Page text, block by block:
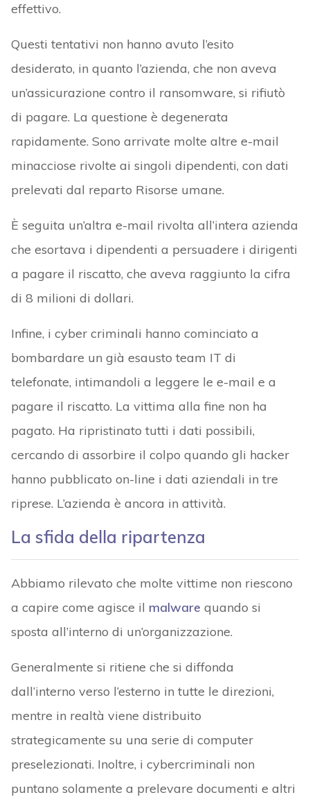
effettivo.
Questi tentativi non hanno avuto l’esito
desiderato, in quanto l’azienda, che non aveva
un’assicurazione contro il ransomware, si rifiutò
di pagare. La questione è degenerata
rapidamente. Sono arrivate molte altre e-mail
minacciose rivolte ai singoli dipendenti, con dati
prelevati dal reparto Risorse umane.
È seguita un’altra e-mail rivolta all’intera azienda
che esortava i dipendenti a persuadere i dirigenti
a pagare il riscatto, che aveva raggiunto la cifra
di 8 milioni di dollari.
Infine, i cyber criminali hanno cominciato a
bombardare un già esausto team IT di
telefonate, intimandoli a leggere le e-mail e a
pagare il riscatto. La vittima alla fine non ha
pagato. Ha ripristinato tutti i dati possibili,
cercando di assorbire il colpo quando gli hacker
hanno pubblicato on-line i dati aziendali in tre
riprese. L’azienda è ancora in attività.
La sfida della ripartenza
Abbiamo rilevato che molte vittime non riescono
a capire come agisce il malware quando si
sposta all’interno di un’organizzazione.
Generalmente si ritiene che si diffonda
dall’interno verso l’esterno in tutte le direzioni,
mentre in realtà viene distribuito
strategicamente su una serie di computer
preselezionati. Inoltre, i cybercriminali non
puntano solamente a prelevare documenti e altri